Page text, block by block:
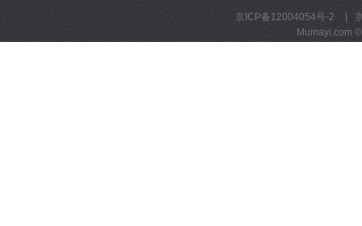
京ICP备12004054号-2
Mumayi.com